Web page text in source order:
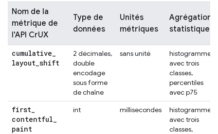
Nom de la
métrique de
l'API CrUX
Type de
données
Unités
métriques
Agrégations
statistiques
cumulative_
layout_shift
2 décimales,
double
encodage
sous forme
de chaîne
sans unité
histogramme
avec trois
classes,
percentiles
avec p75
first_
contentful_
paint
int millisecondes
histogramme
avec trois
classes,